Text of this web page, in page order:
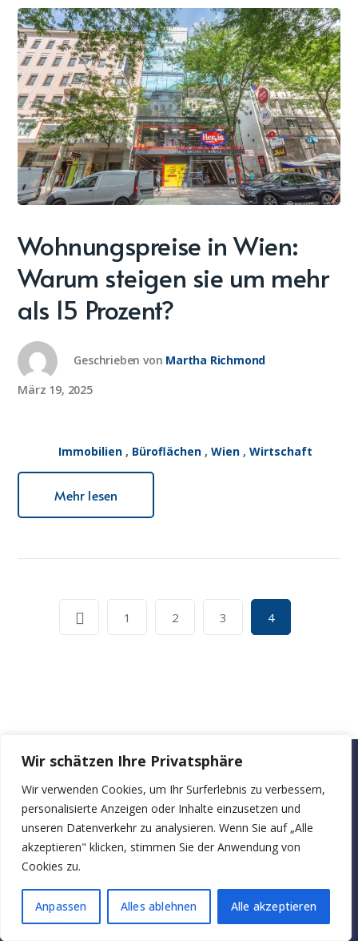
Wir schätzen Ihre Privatsphäre
Wir verwenden Cookies, um Ihr Surferlebnis zu verbessern,
personalisierte Anzeigen oder Inhalte einzusetzen und
unseren Datenverkehr zu analysieren. Wenn Sie auf „Alle
akzeptieren" klicken, stimmen Sie der Anwendung von
Cookies zu.
Anpassen Alles ablehnen Alle akzeptieren
Wohnungspreise in Wien:
Warum steigen sie um mehr
als 15 Prozent?
Geschrieben von Martha Richmond
März 19, 2025
Immobilien, Büroflächen, Wien, Wirtschaft
Mehr lesen
1 2 3 4
bueroraeume-zu-
mieten.at
StartseiteÜber
uns
BlogKontakt
Copyright © 2025. Alle rechten voorbehouden.